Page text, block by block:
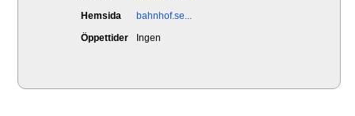
Hemsida
bahnhof.se...
Öppettider
Ingen